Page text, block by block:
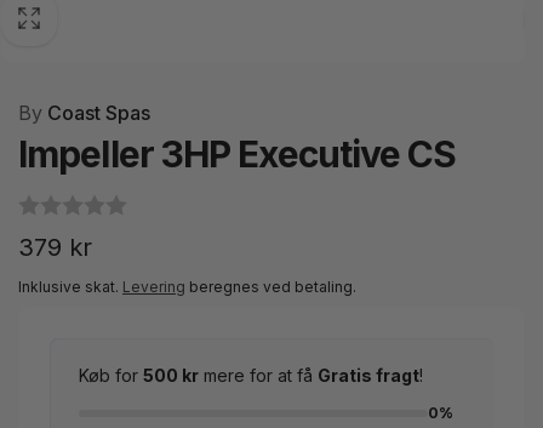
By Coast Spas
Impeller 3HP Executive CS
Normalpris
379 kr
Inklusive skat. Levering beregnes ved betaling.
Køb for 500 kr mere for at få Gratis fragt!
0%